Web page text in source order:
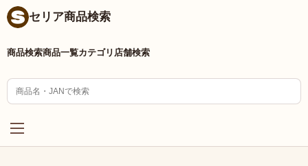
セリア商品検索
商品検索商品一覧カテゴリ 店舗検索